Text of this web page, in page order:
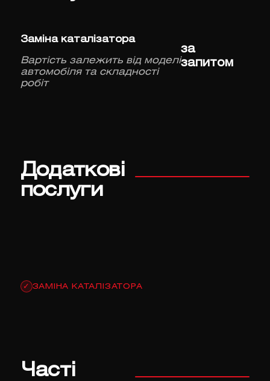
Заміна каталізатора
Вартість залежить від моделі
автомобіля та складності
робіт
за
запитом
Додаткові
послуги
✓ ЗАМІНА КАТАЛІЗАТОРА
Часті